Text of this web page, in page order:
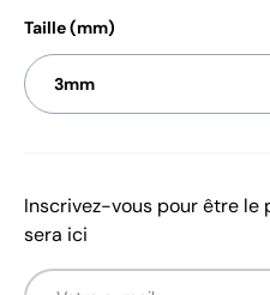
Taille (mm)
3mm
Inscrivez-vous pour être le
sera ici
E-mail